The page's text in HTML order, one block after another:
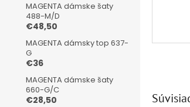
MAGENTA dámske šaty
488-M/D
€48,50
MAGENTA dámsky top 637-
G
€36
MAGENTA dámske šaty
660-G/C
€28,50